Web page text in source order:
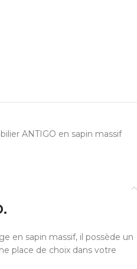
ANTIGO en sapin massif
en sapin massif, il possède un
place de choix dans votre